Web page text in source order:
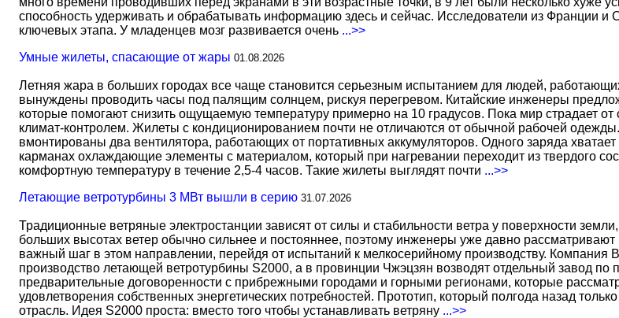
способность удерживать и обрабатывать информацию здесь и сейчас. Исследователи из Франции
ключевых этапа. У младенцев мозг развивается очень ...>>
Умные жилеты, спасающие от жары 01.08.2026
Летняя жара в больших городах все чаще становится серьезным испытанием для людей,
вынуждены проводить часы под палящим солнцем, рискуя перегревом. Китайские инженеры
которые помогают снизить ощущаемую температуру примерно на 10 градусов. Пока мир страдает
климат-контролем. Жилеты с кондиционированием почти не отличаются от обычной рабочей
вмонтированы два вентилятора, работающих от портативных аккумуляторов. Одного заряда
карманах охлаждающие элементы с материалом, который при нагревании переходит из твердого
комфортную температуру в течение 2,5-4 часов. Такие жилеты выглядят почти ...>>
Летающие ветротурбины 3 МВт вышли в серию 31.07.2026
Традиционные ветряные электростанции зависят от силы и стабильности ветра у поверхности
больших высотах ветер обычно сильнее и постояннее, поэтому инженеры уже давно
важный шаг в этом направлении, перейдя от испытаний к мелкосерийному производству. Компания
производство летающей ветротурбины S2000, а в провинции Чжэцзян возводят отдельный завод
предварительные договоренности с прибрежными городами и горными регионами, которые
удовлетворения собственных энергетических потребностей. Прототип, который полгода назад
отрасль. Идея S2000 проста: вместо того чтобы устанавливать ветряну ...>>